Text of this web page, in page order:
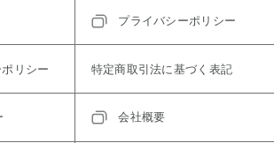
プライバシーポリシー
リシー 特定商取引法に基づく表記
会社概要